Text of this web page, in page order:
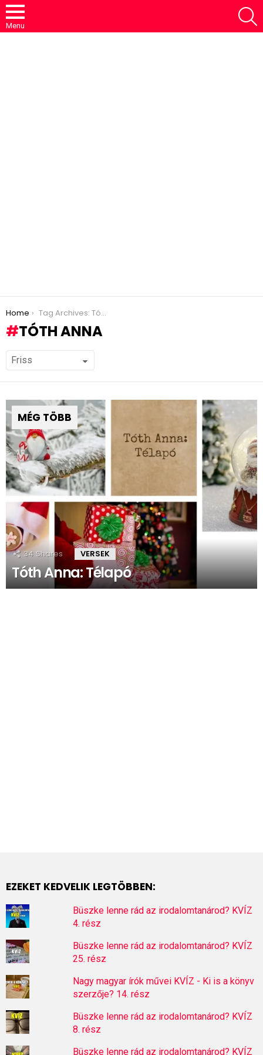
Menu
You are here:
Home Tag Archives: Tóth Anna
TÓTH ANNA
MÉG TÖBB
34 Shares VERSEK
Tóth Anna: Télapó
EZEKET KEDVELIK LEGTÖBBEN:
Büszke lenne rád az irodalomtanárod? KVÍZ
4. rész
Büszke lenne rád az irodalomtanárod? KVÍZ
25. rész
Nagy magyar írók művei KVÍZ - Ki is a könyv
szerzője? 14. rész
Büszke lenne rád az irodalomtanárod? KVÍZ
8. rész
Büszke lenne rád az irodalomtanárod? KVÍZ